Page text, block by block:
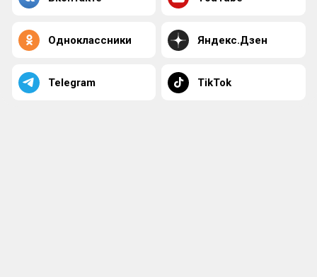
Одноклассники Яндекс.Дзен
Telegram TikTok